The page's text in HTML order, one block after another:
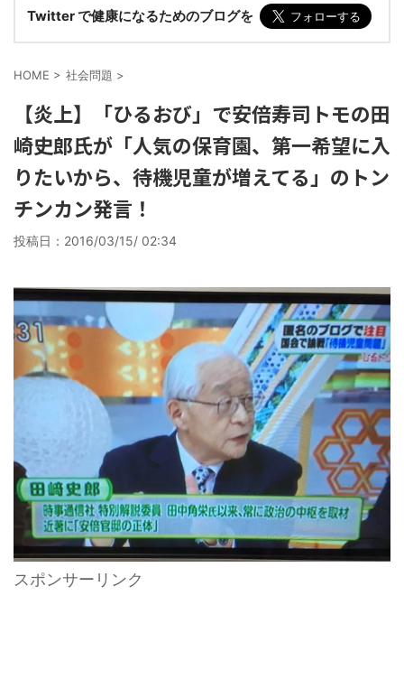
Twitter で健康になるためのブログを
HOME > 社会問題 >
【炎上】「ひるおび」で安倍寿司トモの田
崎史郎氏が「人気の保育園、第一希望に入
りたいから、待機児童が増えてる」のトン
チンカン発言！
投稿日： 2016/03/15/ 02:34
スポンサーリンク